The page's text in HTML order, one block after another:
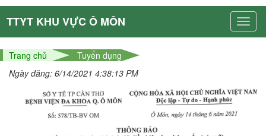
TTYT KHU VỰC Ô MÔN
Trang chủ
Tuyển dụng
Ngày đăng: 6/14/2021 4:38:13 PM